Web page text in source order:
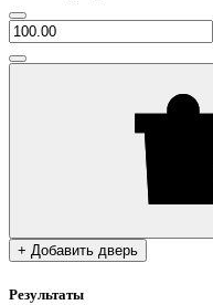
+ Добавить дверь
Результаты